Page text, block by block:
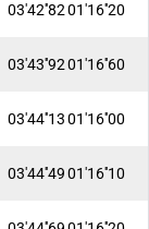
03'42''8201'16''20
03'43''9201'16''60
03'44''1301'16''00
03'44''4901'16''10